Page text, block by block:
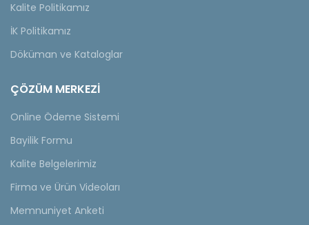
Kalite Politikamız
İK Politikamız
Döküman ve Kataloglar
ÇÖZÜM MERKEZİ
Online Ödeme Sistemi
Bayilik Formu
Kalite Belgelerimiz
Firma ve Ürün Videoları
Memnuniyet Anketi